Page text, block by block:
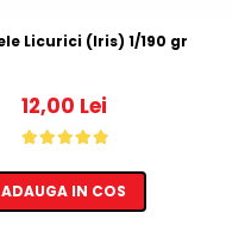
Caramele Licurici (Iris) 1/190 gr
12,00 Lei
ADAUGA IN COS